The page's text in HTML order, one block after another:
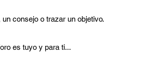
consejo o trazar un objetivo.
es tuyo y para ti...